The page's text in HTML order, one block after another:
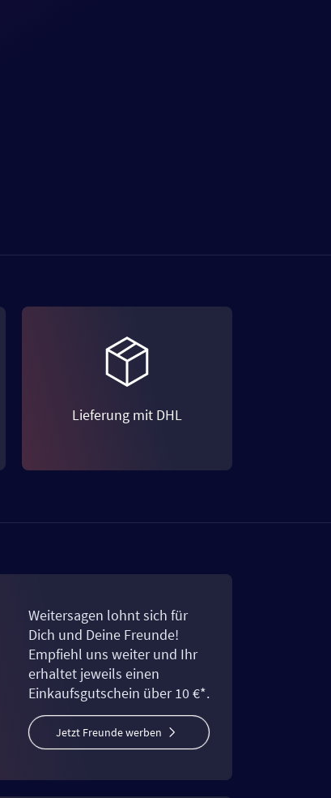
Lieferung mit DHL
Weitersagen lohnt sich für
Dich und Deine Freunde!
Empfiehl uns weiter und Ihr
erhaltet jeweils einen
Einkaufsgutschein über 10 €*.
Jetzt Freunde werben